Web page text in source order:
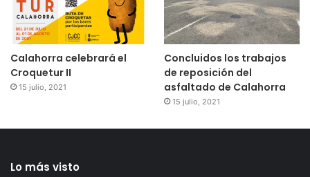
Calahorra celebrará el
Croquetur II
15 julio, 2021
Concluidos los trabajos
de reposición del
asfaltado de Calahorra
15 julio, 2021
Lo más visto